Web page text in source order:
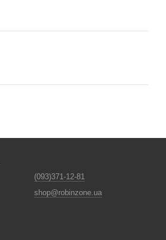
(093)371-12-81
shop@robinzone.ua